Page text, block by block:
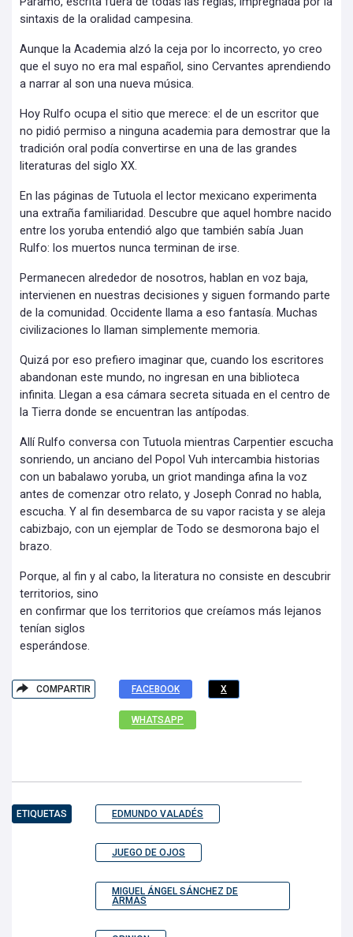
sintaxis de la oralidad campesina.
Aunque la Academia alzó la ceja por lo incorrecto, yo creo
que el suyo no era mal español, sino Cervantes aprendiendo
a narrar al son una nueva música.
Hoy Rulfo ocupa el sitio que merece: el de un escritor que
no pidió permiso a ninguna academia para demostrar que la
tradición oral podía convertirse en una de las grandes
literaturas del siglo XX.
En las páginas de Tutuola el lector mexicano experimenta
una extraña familiaridad. Descubre que aquel hombre nacido
entre los yoruba entendió algo que también sabía Juan
Rulfo: los muertos nunca terminan de irse.
Permanecen alrededor de nosotros, hablan en voz baja,
intervienen en nuestras decisiones y siguen formando parte
de la comunidad. Occidente llama a eso fantasía. Muchas
civilizaciones lo llaman simplemente memoria.
Quizá por eso prefiero imaginar que, cuando los escritores
abandonan este mundo, no ingresan en una biblioteca
infinita. Llegan a esa cámara secreta situada en el centro de
la Tierra donde se encuentran las antípodas.
Allí Rulfo conversa con Tutuola mientras Carpentier escucha
sonriendo, un anciano del Popol Vuh intercambia historias
con un babalawo yoruba, un griot mandinga afina la voz
antes de comenzar otro relato, y Joseph Conrad no habla,
escucha. Y al fin desembarca de su vapor racista y se aleja
cabizbajo, con un ejemplar de Todo se desmorona bajo el
brazo.
Porque, al fin y al cabo, la literatura no consiste en descubrir
territorios, sino
en confirmar que los territorios que creíamos más lejanos
tenían siglos
esperándose.
COMPARTIR FACEBOOK X
WHATSAPP
ETIQUETAS EDMUNDO VALADÉS
JUEGO DE OJOS
MIGUEL ÁNGEL SÁNCHEZ DE
ARMAS